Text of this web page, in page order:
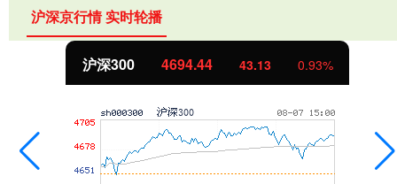
沪深京行情 实时轮播
沪深300 4694.44 43.13 0.93%